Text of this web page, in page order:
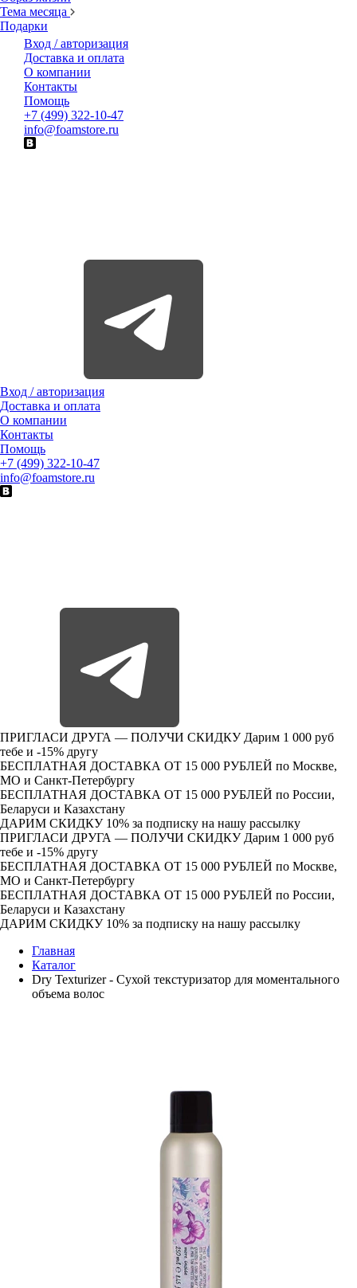
Тема месяца
Подарки
Вход / авторизация
Доставка и оплата
О компании
Контакты
Помощь
+7 (499) 322-10-47
info@foamstore.ru
Вход / авторизация
Доставка и оплата
О компании
Контакты
Помощь
+7 (499) 322-10-47
info@foamstore.ru
ПРИГЛАСИ ДРУГА — ПОЛУЧИ СКИДКУ Дарим 1 000 руб
тебе и -15% другу
БЕСПЛАТНАЯ ДОСТАВКА ОТ 15 000 РУБЛЕЙ по Москве,
МО и Санкт-Петербургу
БЕСПЛАТНАЯ ДОСТАВКА ОТ 15 000 РУБЛЕЙ по России,
Беларуси и Казахстану
ДАРИМ СКИДКУ 10% за подписку на нашу рассылку
ПРИГЛАСИ ДРУГА — ПОЛУЧИ СКИДКУ Дарим 1 000 руб
тебе и -15% другу
БЕСПЛАТНАЯ ДОСТАВКА ОТ 15 000 РУБЛЕЙ по Москве,
МО и Санкт-Петербургу
БЕСПЛАТНАЯ ДОСТАВКА ОТ 15 000 РУБЛЕЙ по России,
Беларуси и Казахстану
ДАРИМ СКИДКУ 10% за подписку на нашу рассылку
Главная
Каталог
Dry Texturizer - Сухой текстуризатор для моментального
объема волос